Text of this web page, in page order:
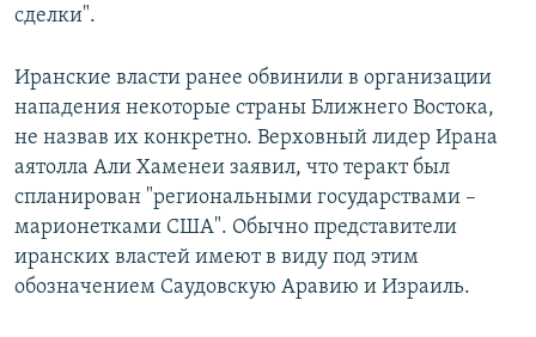
сделки".
Иранские власти ранее обвинили в организации
нападения некоторые страны Ближнего Востока,
не назвав их конкретно. Верховный лидер Ирана
аятолла Али Хаменеи заявил, что теракт был
спланирован "региональными государствами –
марионетками США". Обычно представители
иранских властей имеют в виду под этим
обозначением Саудовскую Аравию и Израиль.